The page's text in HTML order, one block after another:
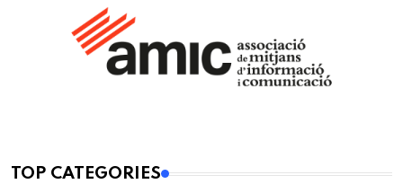
TOP CATEGORIES